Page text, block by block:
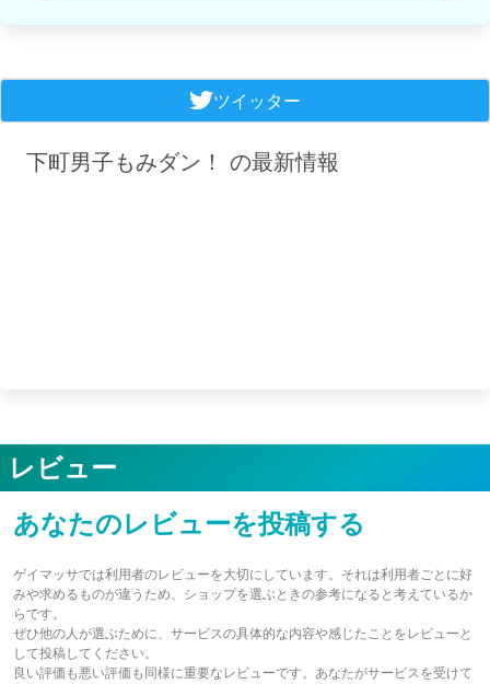
ツイッター
下町男子もみダン！ の最新情報
レビュー
あなたのレビューを投稿する
ゲイマッサでは利用者のレビューを大切にしています。それは利用者ごとに好
みや求めるものが違うため、ショップを選ぶときの参考になると考えているか
らです。
ぜひ他の人が選ぶために、サービスの具体的な内容や感じたことをレビューと
して投稿してください。
良い評価も悪い評価も同様に重要なレビューです。あなたがサービスを受けて